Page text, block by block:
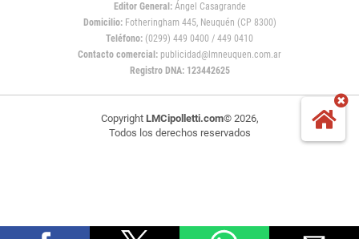
Editor General:Ángel Casagrande
Domicilio:Fotheringham 445, Neuquén (CP 8300)
Teléfono: (0299) 449 0400 / 449 0410
Contacto comercial: publicidad@lmneuquen.com.ar
Registro DNA: 123442625
Copyright LMCipolletti.com© 2026,
Todos los derechos reservados